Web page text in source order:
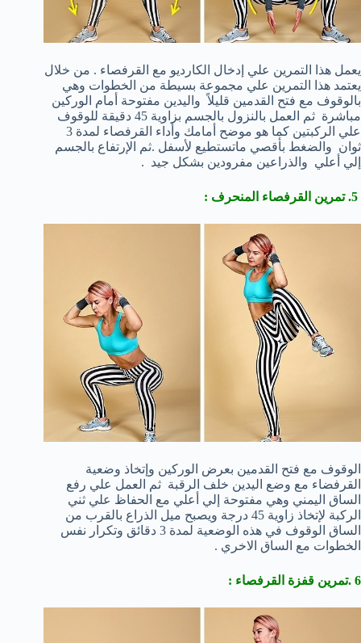
يعمل هذا التمرين علي إدخال الكارديو مع القرفصاء . من خلال
يعتمد هذا التمرين علي مجموعة بسيطة من الخطوات وهي
بالوقوف مع فتح القدمين قليلاً واليدين مفتوحة أمام الوركين
مباشرة ثم العمل بالنزول بالجسم بزاوية 45 دقيقة للوقوف
علي الركبتين كما هو موضح أمامك وأداء القرفصاء لمدة 3
ثوان والضغط بأقصي ماتستطيع لأسفل .ثم الإرتفاع بالجسم
إلي أعلي والذراعين مفرودين بشكل جيد .
الوقوف مع فتح القدمين بعرض الوركين وإتخاذ وضعية
القرفضاء مع وضع اليدين خلف الرقبة ثم العمل علي رفع
الساق اليمني وهي مفتوحة إلي أعلي مع الحفاظ علي ثني
الركبة لإتخاذ زاوية 45 درجة ويصبح ميل الذراع بالقرب من
الساق الوقوف في هذه الوضعية لمدة 3 دقائق وتكرار نفس
الخطوات مع الساق الاخري .
6 .تمرين قفزة القرفصاء :